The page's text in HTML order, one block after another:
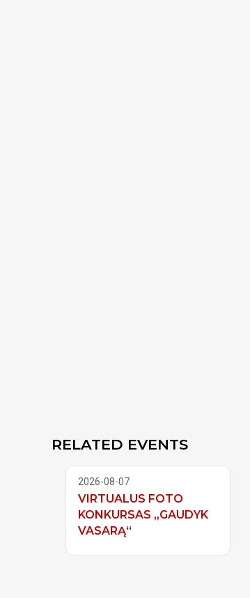
RELATED EVENTS
2026-08-07
VIRTUALUS FOTO
KONKURSAS „GAUDYK
VASARĄ“